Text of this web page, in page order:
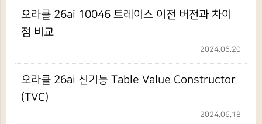
오라클 26ai 10046 트레이스 이전 버전과 차이
점 비교
2024.06.20
오라클 26ai 신기능 Table Value Constructor
(TVC)
2024.06.18